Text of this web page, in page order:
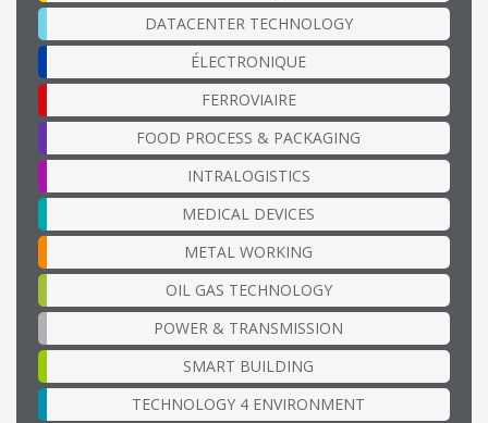
DATACENTER TECHNOLOGY
ÉLECTRONIQUE
FERROVIAIRE
FOOD PROCESS & PACKAGING
INTRALOGISTICS
MEDICAL DEVICES
METAL WORKING
OIL GAS TECHNOLOGY
POWER & TRANSMISSION
SMART BUILDING
TECHNOLOGY 4 ENVIRONMENT